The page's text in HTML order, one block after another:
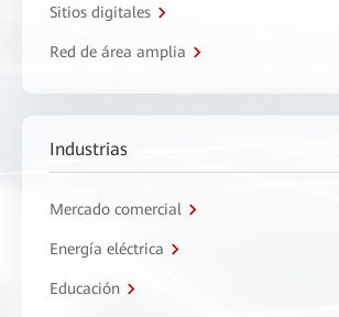
Sitios digitales
Red de área amplia
Industrias
Mercado comercial
Energía eléctrica
Educación